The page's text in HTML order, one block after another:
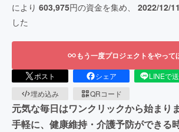
により 603,975円の資金を集め、 2022/12/11
した
もう一度プロジェクトをやって
ポスト シェア LINEで
埋め込み
QRコード
元気な毎日はワンクリックから始まり
手軽に、健康維持・介護予防ができる